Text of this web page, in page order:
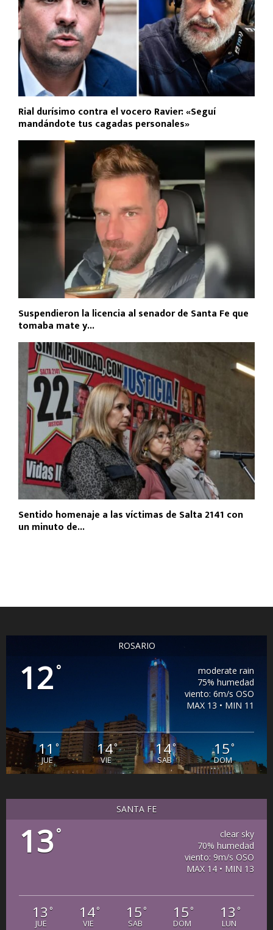
Rial durísimo contra el vocero Ravier: «Seguí
mandándote tus cagadas personales»
Suspendieron la licencia al senador de Santa Fe que
tomaba mate y...
Sentido homenaje a las víctimas de Salta 2141 con
un minuto de...
ROSARIO
12 °
moderate rain
75% humedad
viento: 6m/s OSO
MAX 13 • MIN 11
11 °
JUE
14°
VIE
14°
SAB
15°
DOM
SANTA FE
13°
clear sky
70% humedad
viento: 9m/s OSO
MAX 14 • MIN 13
13 °
JUE
14°
VIE
15 °
SAB
15 °
DOM
13 °
LUN